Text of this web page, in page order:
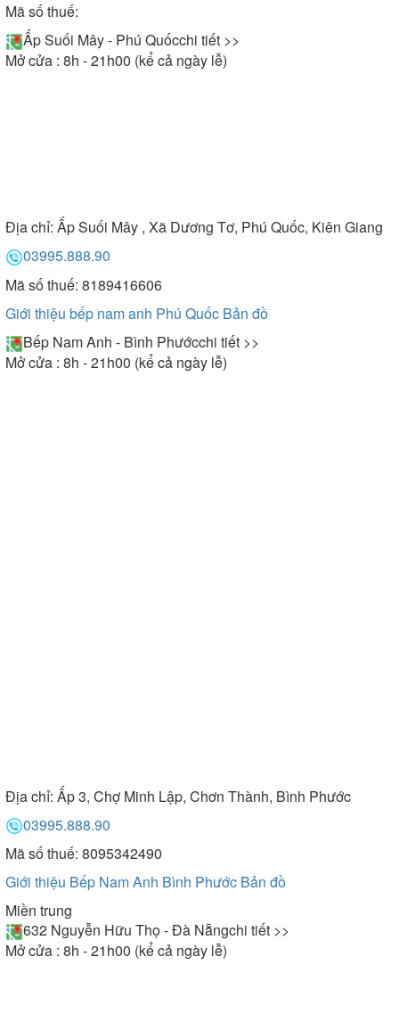
Mã số thuế:
Ấp Suối Mây - Phú Quốcchi tiết >>
Mở cửa : 8h - 21h00 (kể cả ngày lễ)
Địa chỉ: Ấp Suối Mây , Xã Dương Tơ, Phú Quốc, Kiên Giang
03995.888.90
Mã số thuế: 8189416606
Giới thiệu bếp nam anh Phú Quốc Bản đồ
Bếp Nam Anh - Bình Phướcchi tiết >>
Mở cửa : 8h - 21h00 (kể cả ngày lễ)
Địa chỉ: Ấp 3, Chợ Minh Lập, Chơn Thành, Bình Phước
03995.888.90
Mã số thuế: 8095342490
Giới thiệu Bếp Nam Anh Bình Phước Bản đồ
Miền trung
632 Nguyễn Hữu Thọ - Đà Nẵngchi tiết >>
Mở cửa : 8h - 21h00 (kể cả ngày lễ)